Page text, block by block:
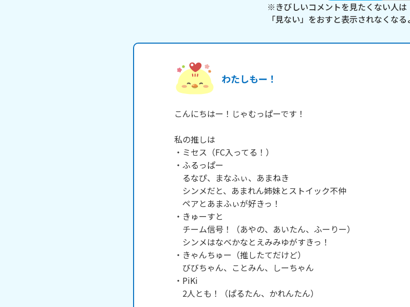
※きびしいコメントを見たくない人は
「見ない」をおすと表示されなくなる
わたしもー！
こんにちはー！じゃむっぱーです！
私の推しは
・ミセス（FC入ってる！）
・ふるっぱー
るなぴ、まなふぃ、あまねき
シンメだと、あまれん姉妹とストイック不仲
ペアとあまふぃが好きっ！
・きゅーすと
チーム信号！（あやの、あいたん、ふーりー）
シンメはなべかなとえみみゆがすきっ！
・きゃんちゅー（推したてだけど）
びびちゃん、ことみん、しーちゃん
・PiKi
2人とも！（ぱるたん、かれんたん）